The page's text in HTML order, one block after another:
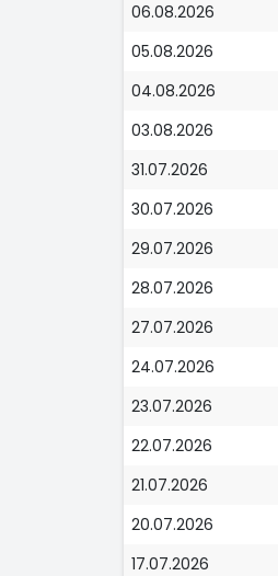
06.08.2026
05.08.2026
04.08.2026
03.08.2026
31.07.2026
30.07.2026
29.07.2026
28.07.2026
27.07.2026
24.07.2026
23.07.2026
22.07.2026
21.07.2026
20.07.2026
17.07.2026